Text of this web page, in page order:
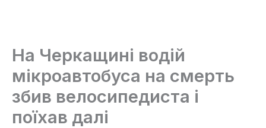
На Черкащині водій
мікроавтобуса на смерть
збив велосипедиста і
поїхав далі